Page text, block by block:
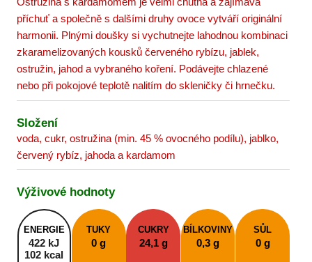
příchuť a společně s dalšími druhy ovoce vytváří originální
harmonii. Plnými doušky si vychutnejte lahodnou kombinaci
zkaramelizovaných kousků červeného rybízu, jablek,
ostružin, jahod a vybraného koření. Podávejte chlazené
nebo při pokojové teplotě nalitím do skleničky či hrnečku.
Složení
voda, cukr, ostružina (min. 45 % ovocného podílu), jablko,
červený rybíz, jahoda a kardamom
Výživové hodnoty
ENERGIE
422 kJ
102 kcal
TUKY
0 g
CUKRY
24,1 g
BÍLKOVINY
0,3 g
SŮL
0 g